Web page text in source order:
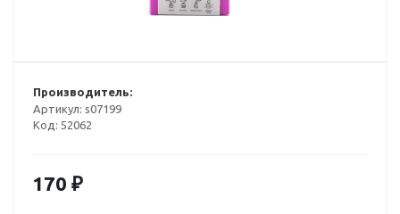
Производитель:
Артикул: s07199
Код: 52062
170 ₽